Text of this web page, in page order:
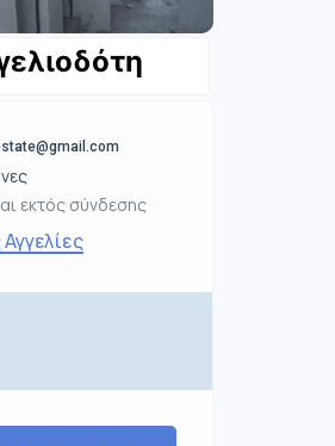
εκτός σύνδεσης